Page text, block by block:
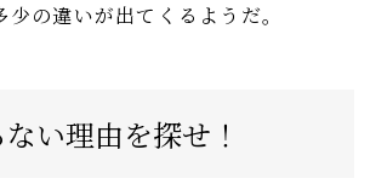
の違いが出てくるようだ。
い理由を探せ！